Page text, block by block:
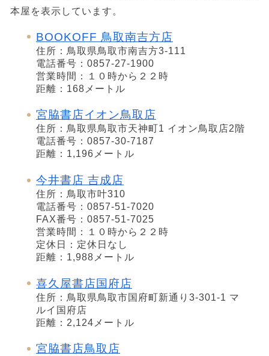
本屋を表示しています。
BOOKOFF 鳥取南吉方店
住所：鳥取県鳥取市南吉方3-111
電話番号：0857-27-1900
営業時間：１０時から２２時
距離：168メートル
宮脇書店イオン鳥取店
住所：鳥取県鳥取市天神町1 イオン鳥取店2階
電話番号：0857-30-7187
距離：1,196メートル
今井書店 吉成店
住所：鳥取市叶310
電話番号：0857-51-7020
FAX番号：0857-51-7025
営業時間：１０時から２２時
定休日：定休日なし
距離：1,988メートル
喜久屋書店国府店
住所：鳥取県鳥取市国府町新通り3-301-1 マ
ルイ国府店
距離：2,124メートル
宮脇書店鳥取店